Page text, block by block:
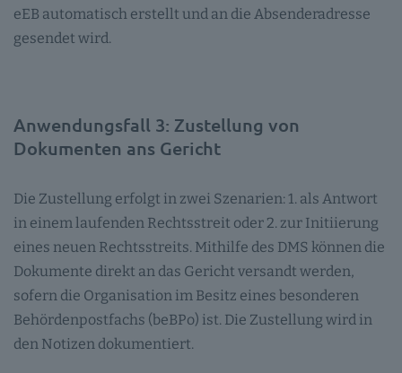
eEB automatisch erstellt und an die Absenderadresse
gesendet wird.
Anwendungsfall 3: Zustellung von
Dokumenten ans Gericht
Die Zustellung erfolgt in zwei Szenarien: 1. als Antwort
in einem laufenden Rechtsstreit oder 2. zur Initiierung
eines neuen Rechtsstreits. Mithilfe des DMS können die
Dokumente direkt an das Gericht versandt werden,
sofern die Organisation im Besitz eines besonderen
Behördenpostfachs (beBPo) ist. Die Zustellung wird in
den Notizen dokumentiert.